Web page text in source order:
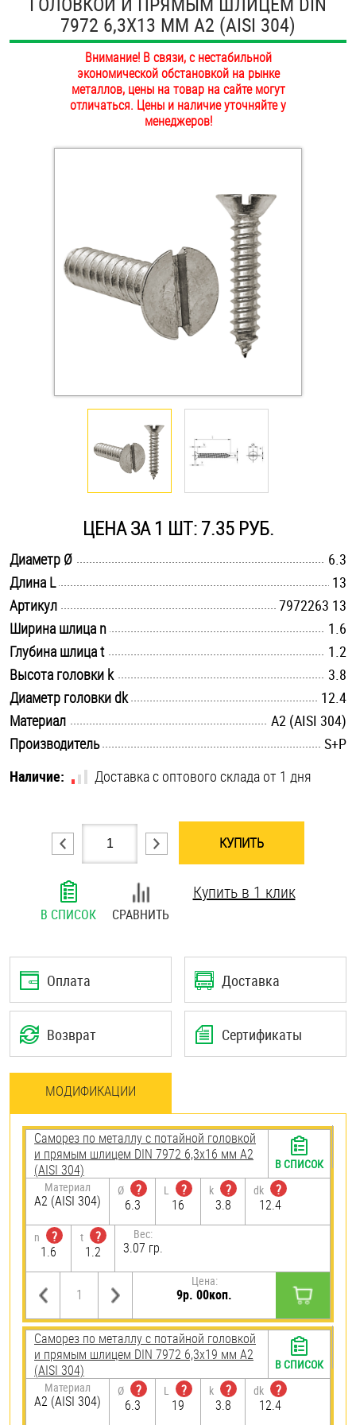
ОПЛАТА И ДОСТАВКА
НАШИ МАГАЗИНЫ
Втулки
Дюбели
Дюймовый крепёж
Инструмент
Крюки, кольца с метрической резьбой
Крюки, кольца с шурупной резьбой
Оснастка и аксессуары для яхт
Саморезы и шурупы
Стопорные кольца
Такелаж
Хомуты
Шайбы
Шпильки
Шплинты
Штифты и пальцы
7972 6,3Х13 ММ А2 (AISI 304)
Внимание! В связи, с нестабильной
экономической обстановкой на рынке
металлов, цены на товар на сайте могут
отличаться. Цены и наличие уточняйте у
менеджеров!
ЦЕНА ЗА 1 ШТ: 7.35 РУБ.
Диаметр Ø
6.3
Длина L
13
Артикул
7972263 13
Ширина шлица n
1.6
Глубина шлица t
1.2
Высота головки k
3.8
Диаметр головки dk
12.4
Материал
А2 (AISI 304)
Производитель
S+P
Наличие:
Доставка с оптового склада от 1 дня
КУПИТЬ
В СПИСОК СРАВНИТЬ
Купить в 1 клик
Оплата Доставка
Возврат Сертификаты
МОДИФИКАЦИИ
Саморез по металлу с потайной головкой
и прямым шлицем DIN 7972 6,3х16 мм А2
(AISI 304)
Материал
А2 (AISI 304)
Ø
?
6.3
L
?
16
k
?
3.8
dk
?
12.4
n
?
1.6
t
?
1.2
Вес:
3.07 гр.
Цена:
9р. 00коп.
В СПИСОК
Саморез по металлу с потайной головкой
и прямым шлицем DIN 7972 6,3х19 мм А2
(AISI 304)
Материал
А2 (AISI 304)
Ø
?
6.3
L
?
19
k
?
3.8
dk
?
12.4
В СПИСОК